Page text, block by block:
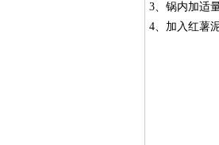
3、锅内加适
4、加入红薯